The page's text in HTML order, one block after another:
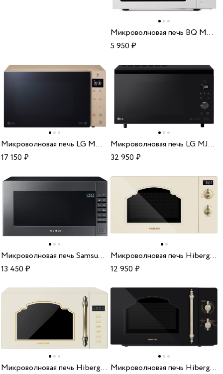
Микроволновая печь BQ MWO-20004ST/W
5 950₽
Микроволновая печь LG MW 25R35 GISH
17 150₽
Микроволновая печь LG MJ3965BIS
32 950₽
Микроволновая печь Samsung ME 88 SUG/BW
13 450₽
Микроволновая печь Hiberg VM-4285 YR
12 950₽
Микроволновая печь Hiberg VM-4088 YR
Микроволновая печь Hiberg VM-4288 BR